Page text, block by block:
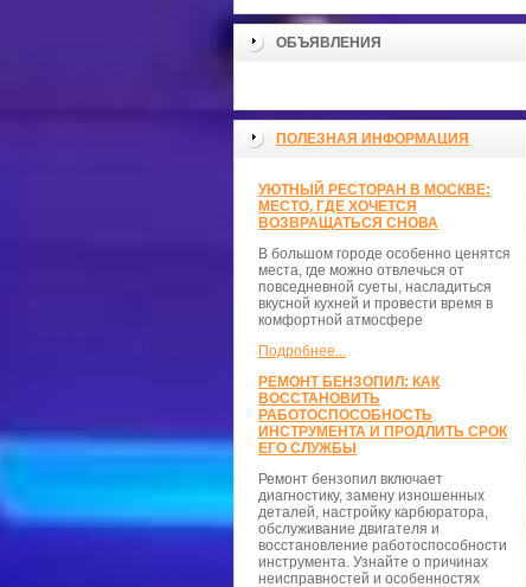
ОБЪЯВЛЕНИЯ
ПОЛЕЗНАЯ ИНФОРМАЦИЯ
УЮТНЫЙ РЕСТОРАН В МОСКВЕ:
МЕСТО, ГДЕ ХОЧЕТСЯ
ВОЗВРАЩАТЬСЯ СНОВА
В большом городе особенно ценятся
места, где можно отвлечься от
повседневной суеты, насладиться
вкусной кухней и провести время в
комфортной атмосфере
Подробнее...
РЕМОНТ БЕНЗОПИЛ: КАК
ВОССТАНОВИТЬ
РАБОТОСПОСОБНОСТЬ
ИНСТРУМЕНТА И ПРОДЛИТЬ СРОК
ЕГО СЛУЖБЫ
Ремонт бензопил включает
диагностику, замену изношенных
деталей, настройку карбюратора,
обслуживание двигателя и
восстановление работоспособности
инструмента. Узнайте о причинах
неисправностей и особенностях